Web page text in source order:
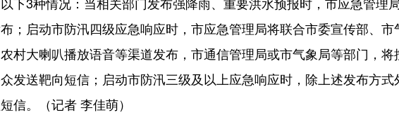
；启动市防汛四级应急响应时，市应急管理局将联合市委宣传部、市
村大喇叭播放语音等渠道发布，市通信管理局或市气象局等部门，
发送靶向短信；启动市防汛三级及以上应急响应时，除上述发布方
信。（记者 李佳萌）